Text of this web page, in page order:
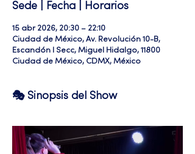
Sede | Fecha | Horarios
15 abr 2026, 20:30 – 22:10
Ciudad de México, Av. Revolución 10-B,
Escandón I Secc, Miguel Hidalgo, 11800
Ciudad de México, CDMX, México
🎭 Sinopsis del Show